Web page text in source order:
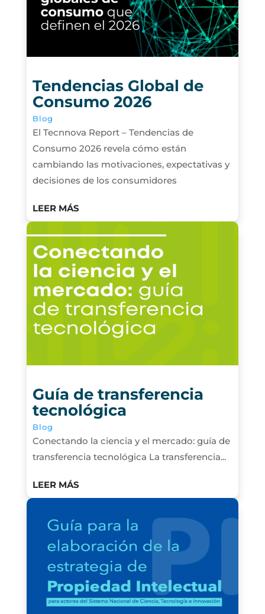
Tendencias Global de
Consumo 2026
Blog
El Tecnnova Report – Tendencias de
Consumo 2026 revela cómo están
cambiando las motivaciones, expectativas y
decisiones de los consumidores
LEER MÁS
Guía de transferencia
tecnológica
Blog
Conectando la ciencia y el mercado: guía de
transferencia tecnológica La transferencia...
LEER MÁS